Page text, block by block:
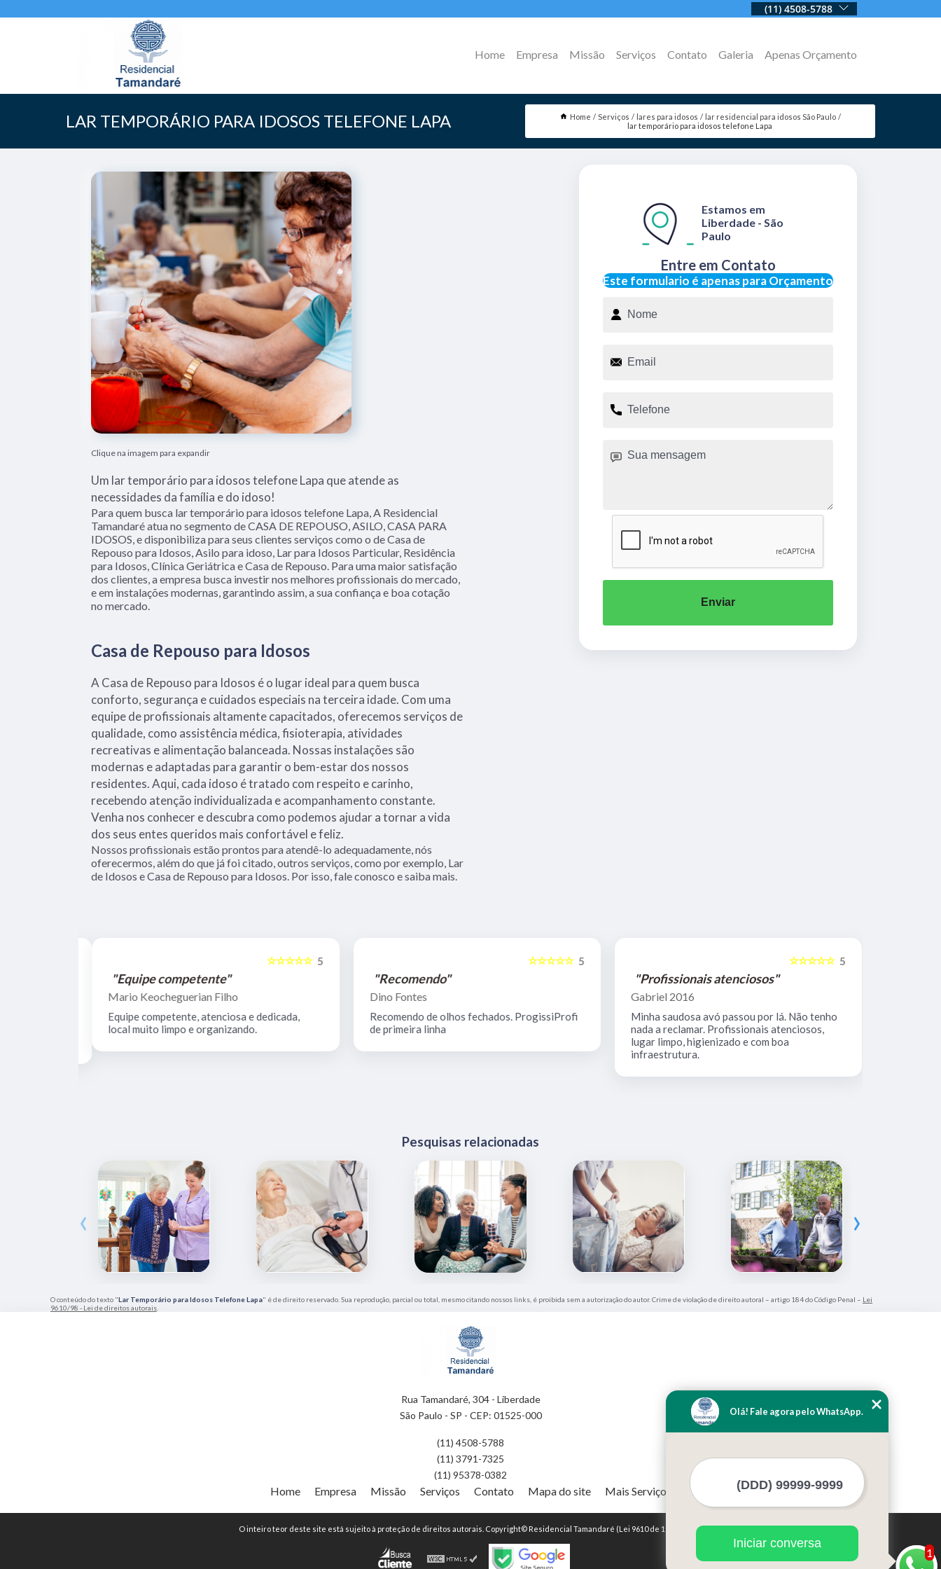
(11) 4508-5788
Home Empresa Missão Serviços Contato Galeria Apenas Orçamento
LAR TEMPORÁRIO PARA IDOSOS TELEFONE LAPA Home Serviços lares para idosos
lar residencial para idosos São Paulo
lar temporário para idosos telefone Lapa
Clique na imagem para expandir
Um lar temporário para idosos telefone Lapa que atende as
necessidades da família e do idoso!
Para quem busca lar temporário para idosos telefone Lapa, A Residencial
Tamandaré atua no segmento de CASA DE REPOUSO, ASILO, CASA PARA
IDOSOS, e disponibiliza para seus clientes serviços como o de Casa de
Repouso para Idosos, Asilo para idoso, Lar para Idosos Particular, Residência
para Idosos, Clínica Geriátrica e Casa de Repouso. Para uma maior satisfação
dos clientes, a empresa busca investir nos melhores profissionais do mercado,
e em instalações modernas, garantindo assim, a sua confiança e boa cotação
no mercado.
Casa de Repouso para Idosos
A Casa de Repouso para Idosos é o lugar ideal para quem busca
conforto, segurança e cuidados especiais na terceira idade. Com uma
equipe de profissionais altamente capacitados, oferecemos serviços de
qualidade, como assistência médica, fisioterapia, atividades
recreativas e alimentação balanceada. Nossas instalações são
modernas e adaptadas para garantir o bem-estar dos nossos
residentes. Aqui, cada idoso é tratado com respeito e carinho,
recebendo atenção individualizada e acompanhamento constante.
Venha nos conhecer e descubra como podemos ajudar a tornar a vida
dos seus entes queridos mais confortável e feliz.
Nossos profissionais estão prontos para atendê-lo adequadamente, nós
oferecermos, além do que já foi citado, outros serviços, como por exemplo, Lar
de Idosos e Casa de Repouso para Idosos. Por isso, fale conosco e saiba mais.
Este formulario é apenas para Orçamento
Entre em Contato
Estamos em
Liberdade - São
Paulo
Enviar
5
☆☆☆☆☆
"Equipe competente"
Mario Keocheguerian Filho
Equipe competente, atenciosa e dedicada,
local muito limpo e organizando.
5
☆☆☆☆☆
"Recomendo"
Dino Fontes
Recomendo de olhos fechados. ProgissiProfi
de primeira linha
5
☆☆☆☆☆
"Profissionais atenciosos"
Gabriel 2016
Minha saudosa avó passou por lá. Não tenho
nada a reclamar. Profissionais atenciosos,
lugar limpo, higienizado e com boa
infraestrutura.
Pesquisas relacionadas
‹ ›
O conteúdo do texto "Lar Temporário para Idosos Telefone Lapa" é de direito reservado. Sua reprodução, parcial ou total, mesmo citando nossos links, é proibida sem a autorização do autor. Crime de violação de direito autoral – artigo 184 do Código Penal – Lei
9610/98 - Lei de direitos autorais
Rua Tamandaré, 304 - Liberdade
São Paulo - SP - CEP: 01525-000
(11) 4508-5788
(11) 3791-7325
(11) 95378-0382
Home Empresa Missão Serviços Contato Mapa do site Mais Serviços
O inteiro teor deste site está sujeito à proteção de direitos autorais. Copyright© Residencial Tamandaré (Lei 9610 de 19/02/1998)
1
Olá! Fale agora pelo WhatsApp.
Iniciar conversa